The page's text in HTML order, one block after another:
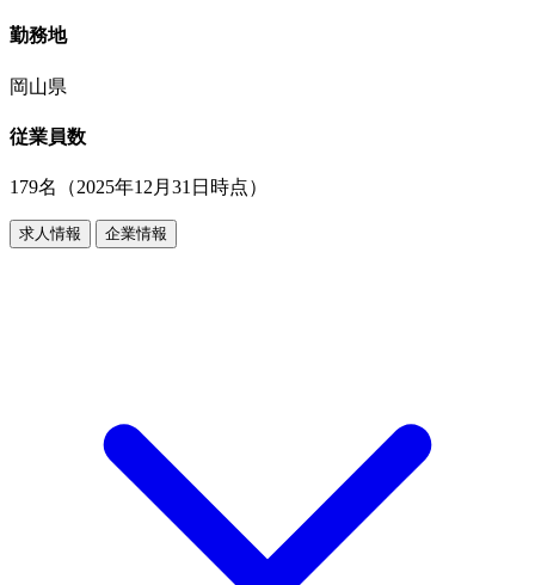
勤務地
岡山県
従業員数
179名（2025年12月31日時点）
求人情報 企業情報